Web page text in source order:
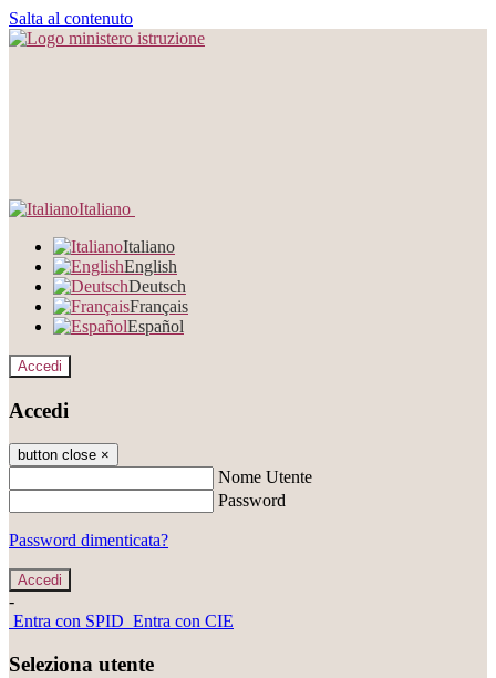
Salta al contenuto
Italiano
Italiano
English
Deutsch
Français
Español
Accedi
Accedi
button close ×
Nome Utente
Password
Password dimenticata?
-
Entra con SPID Entra con CIE
Seleziona utente